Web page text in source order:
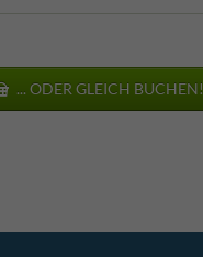
... ODER GLEICH BUCHEN!